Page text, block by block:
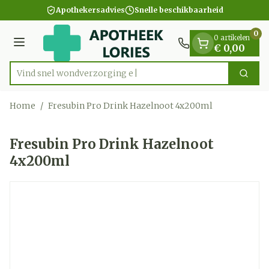
Ga naar de inhoudApothekersadvies Snelle beschikbaarheid
Menu
Product, merk, categorie...
Vind snel wondve Zoek
0 artikelen
€ 0,00
0
Home / Fresubin Pro Drink Hazelnoot 4x200ml
Fresubin Pro Drink Hazelnoot
4x200ml